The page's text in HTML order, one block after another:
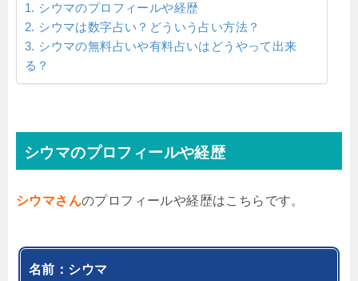
シウマのプロフィールや経歴
シウマは数字占い？どういう占い方法？
シウマの無料占いや有料占いはどうやって出来
る？
シウマのプロフィールや経歴
シウマさんのプロフィールや経歴はこちらです。
名前：シウマ